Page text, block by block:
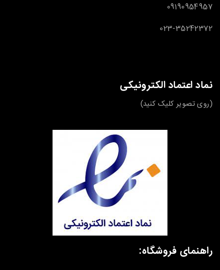
09190954957
023-35242372
نماد اعتماد الکترونیکی
(روی تصویر کلیک کنید)
راهنمای فروشگاه: